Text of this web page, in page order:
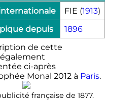
FIE (1913)
depuis
1896
Monal 2012 à Paris.
française de 1877.